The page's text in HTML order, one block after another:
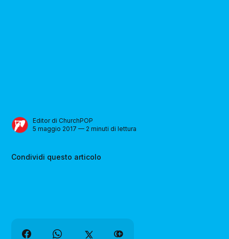
Editor di ChurchPOP
5 maggio 2017 — 2 minuti di lettura
Condividi questo articolo